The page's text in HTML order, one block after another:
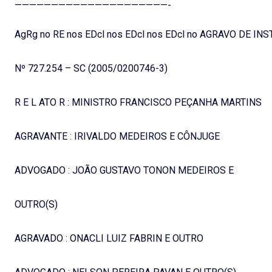
—————————————————————-
AgRg no RE nos EDcl nos EDcl nos EDcl no AGRAVO DE
Nº 727.254 – SC (2005/0200746-3)
R E L ATO R : MINISTRO FRANCISCO PEÇANHA MARTINS
AGRAVANTE : IRIVALDO MEDEIROS E CÔNJUGE
ADVOGADO : JOÃO GUSTAVO TONON MEDEIROS E
OUTRO(S)
AGRAVADO : ONACLI LUIZ FABRIN E OUTRO